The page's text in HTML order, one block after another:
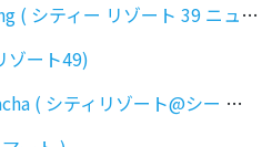
ィー リゾート 39 ニューウィング )
ゾート49)
ティリゾート@シー シラチャ )